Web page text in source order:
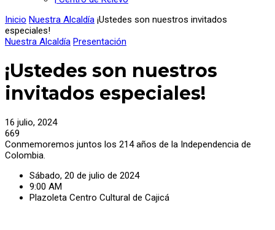
Inicio Nuestra Alcaldía ¡Ustedes son nuestros invitados
especiales!
Nuestra Alcaldía Presentación
¡Ustedes son nuestros
invitados especiales!
16 julio, 2024
669
Conmemoremos juntos los 214 años de la Independencia de
Colombia.
Sábado, 20 de julio de 2024
9:00 AM
Plazoleta Centro Cultural de Cajicá